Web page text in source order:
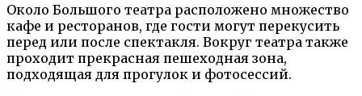
Около Большого театра расположено множество
кафе и ресторанов, где гости могут перекусить
перед или после спектакля. Вокруг театра также
проходит прекрасная пешеходная зона,
подходящая для прогулок и фотосессий.